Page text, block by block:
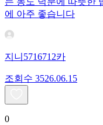
에 아주 좋습니다
지니5716712카
조회수 3526.06.15
0